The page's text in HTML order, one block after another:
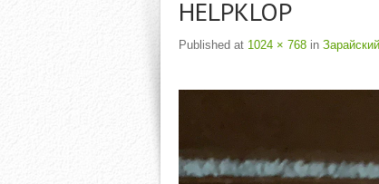
HELPKLOP
Published at 1024 × 768 in Зарайский